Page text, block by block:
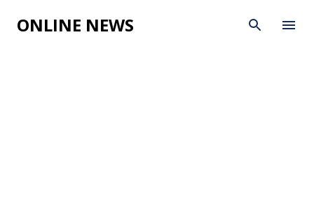
Skip to main content
ONLINE NEWS